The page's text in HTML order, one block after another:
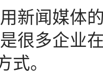
新闻媒体
很多企业
。